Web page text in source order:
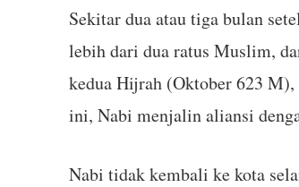
Sekitar dua atau tiga bulan
lebih dari dua ratus Muslim,
kedua Hijrah (Oktober 623
ini, Nabi menjalin aliansi
Nabi tidak kembali ke kota